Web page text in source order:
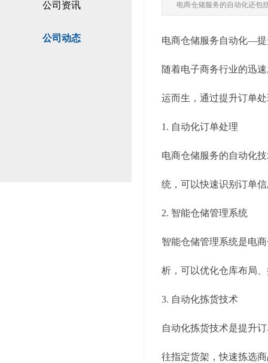
公司资讯
公司动态
电商仓储服务的自动化还包
电商仓储服务自动化—
随着电子商务行业的迅
运而生，通过提升订单
1. 自动化订单处理
电商仓储服务的自动化
统，可以快速识别订单
2. 智能仓储管理系统
智能仓储管理系统是电
析，可以优化仓库布局
3. 自动化拣货技术
自动化拣货技术是提升
往指定货架，快速拣选